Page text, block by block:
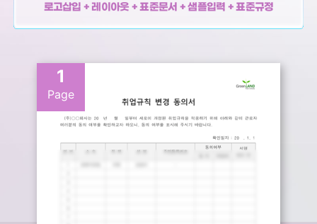
로고삽입 + 레이아웃 + 표준문서 + 샘플입력 + 표준규정
1
Page